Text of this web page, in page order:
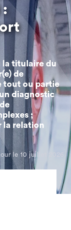
:
la titulaire du
de
tout ou partie
diagnostic
;
la relation
le 10 juillet 2026